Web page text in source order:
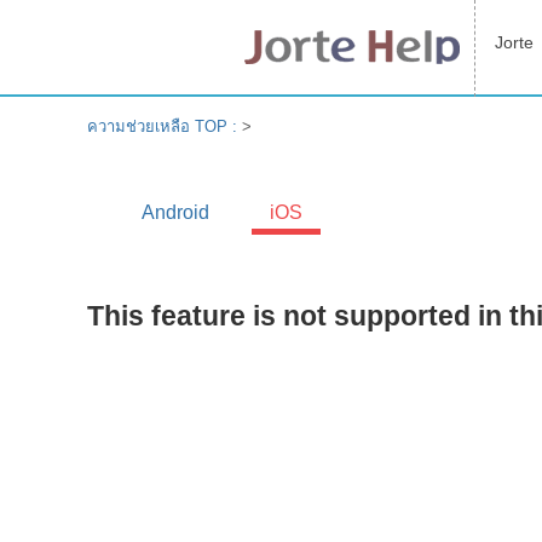
Jorte
ความช่วยเหลือ TOP : >
Android iOS
This feature is not supported in